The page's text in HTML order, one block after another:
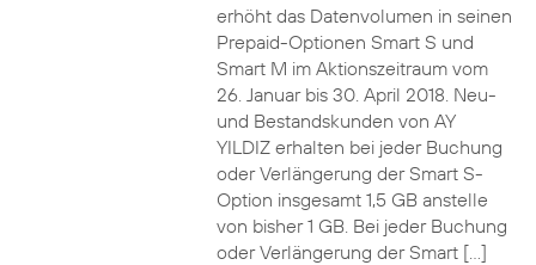
erhöht das Datenvolumen in seinen
Prepaid-Optionen Smart S und
Smart M im Aktionszeitraum vom
26. Januar bis 30. April 2018. Neu-
und Bestandskunden von AY
YILDIZ erhalten bei jeder Buchung
oder Verlängerung der Smart S-
Option insgesamt 1,5 GB anstelle
von bisher 1 GB. Bei jeder Buchung
oder Verlängerung der Smart […]